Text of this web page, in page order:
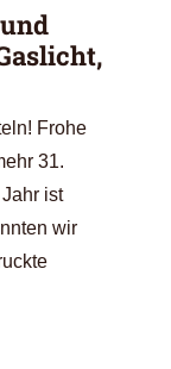
Frohe
31.
ist
wir